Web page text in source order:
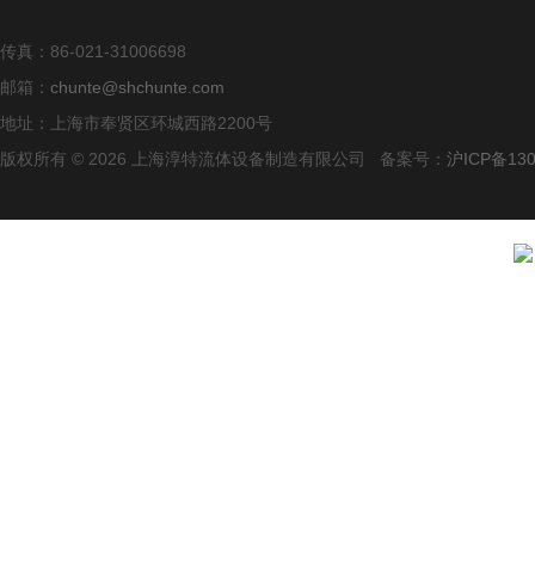
传真：86-021-31006698
邮箱： chunte@shchunte.com
地址：上海市奉贤区环城西路2200号
版权所有 © 2026 上海淳特流体设备制造有限公司 备案号： 沪ICP备